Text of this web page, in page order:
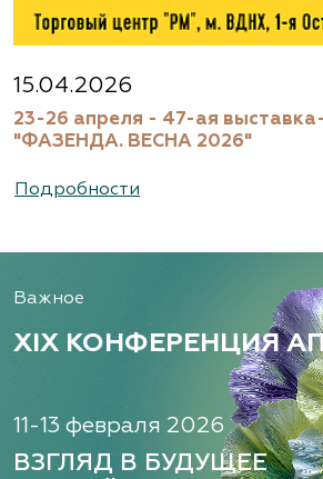
15.04.2026
23-26 апреля - 47-ая
"ФАЗЕНДА. ВЕСНА 2026"
Подробности
Важное
XIX КОНФЕРЕНЦИЯ
11-13 февраля 2026
ВЗГЛЯД В БУДУЩЕЕ